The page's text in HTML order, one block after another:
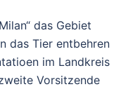
das Gebiet
das Tier entbehren
im Landkreis
Vorsitzende